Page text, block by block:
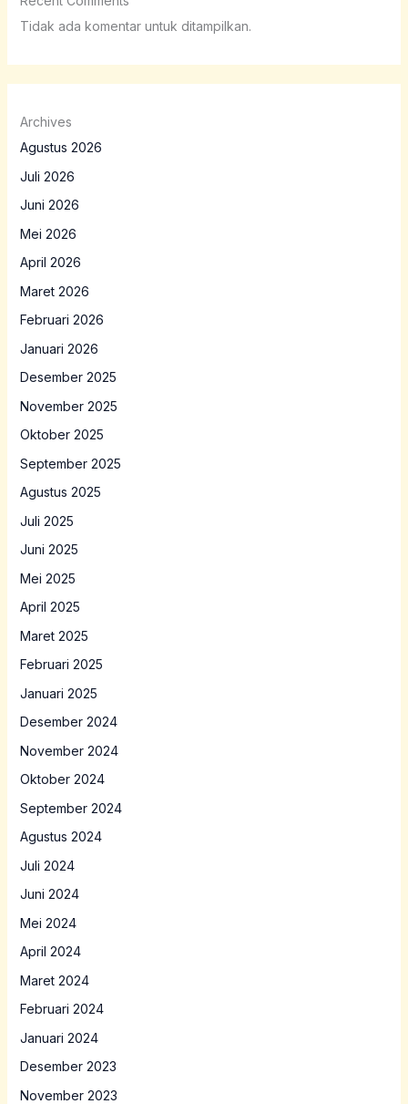
Tidak ada komentar untuk ditampilkan.
Archives
Agustus 2026
Juli 2026
Juni 2026
Mei 2026
April 2026
Maret 2026
Februari 2026
Januari 2026
Desember 2025
November 2025
Oktober 2025
September 2025
Agustus 2025
Juli 2025
Juni 2025
Mei 2025
April 2025
Maret 2025
Februari 2025
Januari 2025
Desember 2024
November 2024
Oktober 2024
September 2024
Agustus 2024
Juli 2024
Juni 2024
Mei 2024
April 2024
Maret 2024
Februari 2024
Januari 2024
Desember 2023
November 2023